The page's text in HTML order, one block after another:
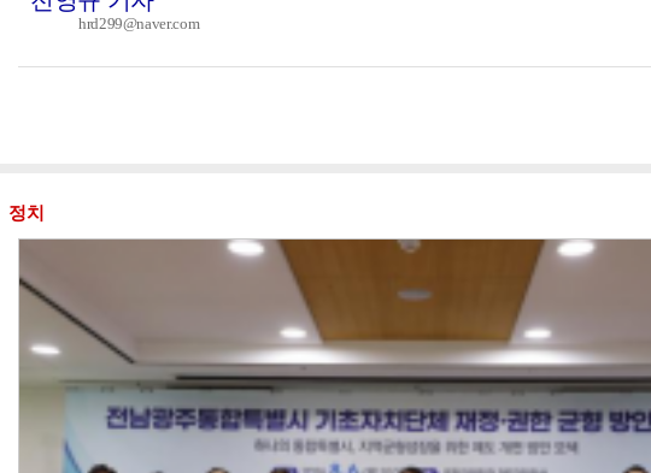
hrd299@naver.com
정치